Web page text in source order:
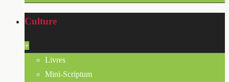
Culture
+
Livres
Mini-Scriptum